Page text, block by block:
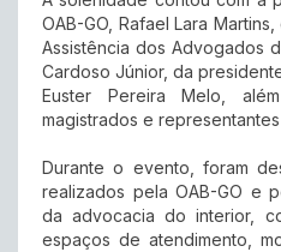
OAB-GO, Rafael Lara
Assistência dos Advogados
Cardoso Júnior, da
Euster Pereira Melo,
magistrados e
Durante o evento, foram
realizados pela OAB-GO e
da advocacia do interior,
espaços de atendimento,